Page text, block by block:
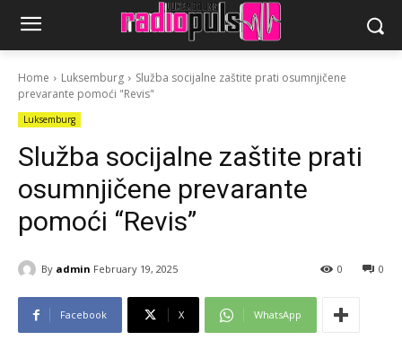
Home Luksemburg
Služba socijalne zaštite prati osumnjičene
prevarante pomoći "Revis"
Luksemburg
Služba socijalne zaštite prati
osumnjičene prevarante
pomoći “Revis”
By admin February 19, 2025 0
0
Facebook X WhatsApp